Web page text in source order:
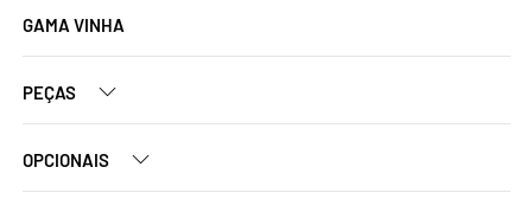
GAMA VINHA
PEÇAS
OPCIONAIS